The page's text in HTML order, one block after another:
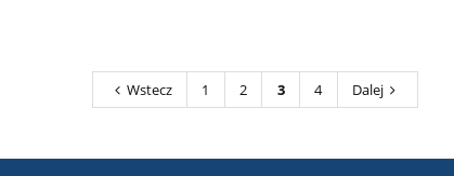
Wstecz 1 2 3 4 Dalej